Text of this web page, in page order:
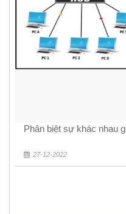
Phân biệt sự khác nhau
27-12-2022